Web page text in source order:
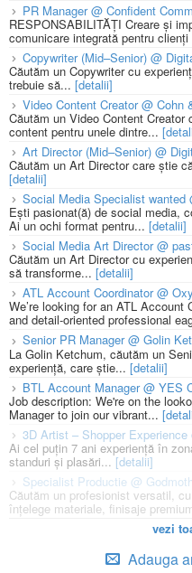
PR Manager @ Confident
RESPONSABILITĂȚI Creare și
comunicare integrată pentru
Copywriter (Mid–Senior) @
Căutăm un Copywriter cu
trebuie să... [detalii]
Video Content Creator @ Cohn
Căutăm un Video Content
content pentru unele dintre...
Art Director (Mid–Senior) @
Căutăm un Art Director care știe
[detalii]
Social Media Specialist wanted
Ești pasionat(ă) de social media,
Ai un ochi format pentru... [detalii]
Social Media Art Director @
Căutăm un Art Director cu
să transforme... [detalii]
ATL Account Coordinator @
We’re looking for an ATL Account
and detail-oriented professional
Senior PR Manager @ Golin
La Golin Ketchum, căutăm un
experiență, care știe... [detalii]
BTL Account Manager @ YES
Job description: We're on the
Manager to join our vibrant...
3D Artist – Shopper Experience
Ai cel puțin 7 ani experiență în
standuri și plasări...[detalii]
Specialist Productie @
Căutăm un profesionist versatil,
înțelege materiale, finisaje
vezi
Adauga